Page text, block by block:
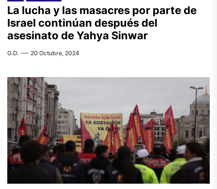
La lucha y las masacres por parte de
Israel continúan después del
asesinato de Yahya Sinwar
G.D. 20 Octubre, 2024